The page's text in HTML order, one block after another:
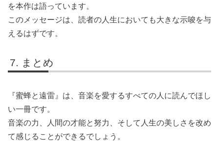
を本作は語っています。
このメッセージは、読者の人生においても大きな示唆を与
えるはずです。
まとめ
『蜜蜂と遠雷』は、音楽を愛するすべての人に読んでほし
い一冊です。
音楽の力、人間の才能と努力、そして人生の美しさを改め
て感じることができるでしょう。